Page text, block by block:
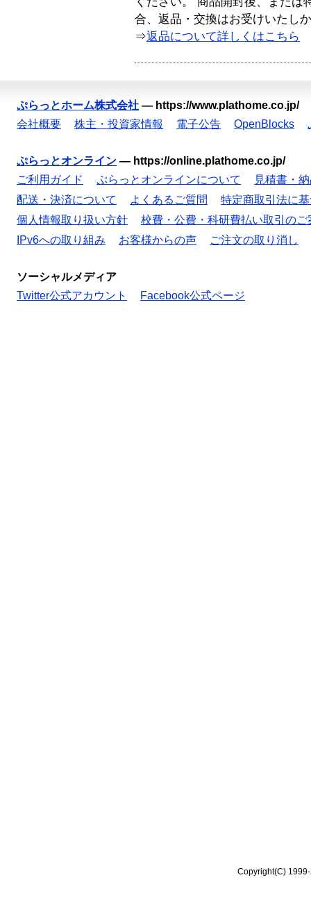
合、返品・交換はお受けいたし
⇒返品について詳しくはこちら
ぷらっとホーム株式会社 — https://www.plathome.co.jp/
会社概要
株主・投資家情報 電子公告 OpenBlocks
ぷらっとオンライン — https://online.plathome.co.jp/
ご利用ガイド
ぷらっとオンラインについて
見積書・
配送・決済について
よくあるご質問
特定商取引法に
個人情報取り扱い方針
校費・公費・科研費払い取引のご
IPv6への取り組み
お客様からの声 ご注文の取り消し
ソーシャルメディア
Twitter公式アカウント
Facebook公式ページ
Copyright(C)